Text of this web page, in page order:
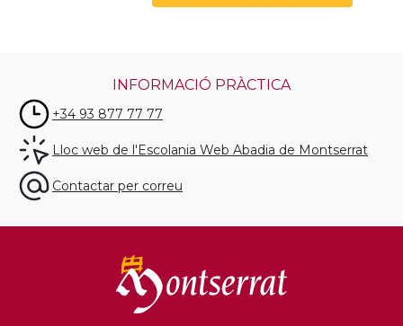
INFORMACIÓ PRÀCTICA
+34 93 877 77 77
Lloc web de l'Escolania Web Abadia de Montserrat
Contactar per correu